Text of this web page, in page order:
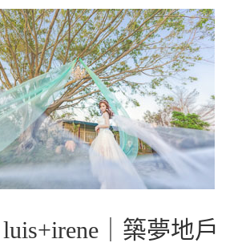
‎luis+irene｜築夢地戶